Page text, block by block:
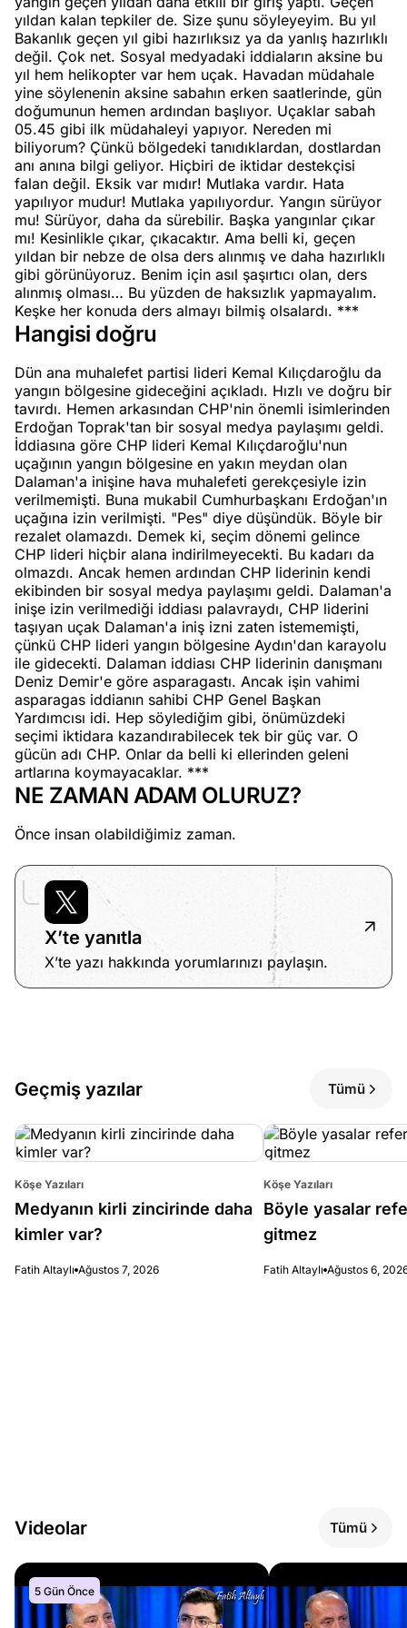
yıldan kalan tepkiler de. Size şunu söyleyeyim. Bu yıl
Bakanlık geçen yıl gibi hazırlıksız ya da yanlış hazırlıklı
değil. Çok net. Sosyal medyadaki iddiaların aksine bu
yıl hem helikopter var hem uçak. Havadan müdahale
yine söylenenin aksine sabahın erken saatlerinde, gün
doğumunun hemen ardından başlıyor. Uçaklar sabah
05.45 gibi ilk müdahaleyi yapıyor. Nereden mi
biliyorum? Çünkü bölgedeki tanıdıklardan, dostlardan
anı anına bilgi geliyor. Hiçbiri de iktidar destekçisi
falan değil. Eksik var mıdır! Mutlaka vardır. Hata
yapılıyor mudur! Mutlaka yapılıyordur. Yangın sürüyor
mu! Sürüyor, daha da sürebilir. Başka yangınlar çıkar
mı! Kesinlikle çıkar, çıkacaktır. Ama belli ki, geçen
yıldan bir nebze de olsa ders alınmış ve daha hazırlıklı
gibi görünüyoruz. Benim için asıl şaşırtıcı olan, ders
alınmış olması… Bu yüzden de haksızlık yapmayalım.
Keşke her konuda ders almayı bilmiş olsalardı. ***
Hangisi doğru
Dün ana muhalefet partisi lideri Kemal Kılıçdaroğlu da
yangın bölgesine gideceğini açıkladı. Hızlı ve doğru bir
tavırdı. Hemen arkasından CHP'nin önemli isimlerinden
Erdoğan Toprak'tan bir sosyal medya paylaşımı geldi.
İddiasına göre CHP lideri Kemal Kılıçdaroğlu'nun
uçağının yangın bölgesine en yakın meydan olan
Dalaman'a inişine hava muhalefeti gerekçesiyle izin
verilmemişti. Buna mukabil Cumhurbaşkanı Erdoğan'ın
uçağına izin verilmişti. "Pes" diye düşündük. Böyle bir
rezalet olamazdı. Demek ki, seçim dönemi gelince
CHP lideri hiçbir alana indirilmeyecekti. Bu kadarı da
olmazdı. Ancak hemen ardından CHP liderinin kendi
ekibinden bir sosyal medya paylaşımı geldi. Dalaman'a
inişe izin verilmediği iddiası palavraydı, CHP liderini
taşıyan uçak Dalaman'a iniş izni zaten istememişti,
çünkü CHP lideri yangın bölgesine Aydın'dan karayolu
ile gidecekti. Dalaman iddiası CHP liderinin danışmanı
Deniz Demir'e göre asparagastı. Ancak işin vahimi
asparagas iddianın sahibi CHP Genel Başkan
Yardımcısı idi. Hep söylediğim gibi, önümüzdeki
seçimi iktidara kazandırabilecek tek bir güç var. O
gücün adı CHP. Onlar da belli ki ellerinden geleni
artlarına koymayacaklar. ***
NE ZAMAN ADAM OLURUZ?
Önce insan olabildiğimiz zaman.
X’te yanıtla
X’te yazı hakkında yorumlarınızı paylaşın.
Geçmiş yazılar Tümü
Köşe Yazıları
Medyanın kirli zincirinde daha
kimler var?
Fatih Altaylı Ağustos 7, 2026
Köşe Yazıları
Böyle yasalar
gitmez
Fatih Altaylı Ağustos 6,
Videolar Tümü
5 Gün Önce